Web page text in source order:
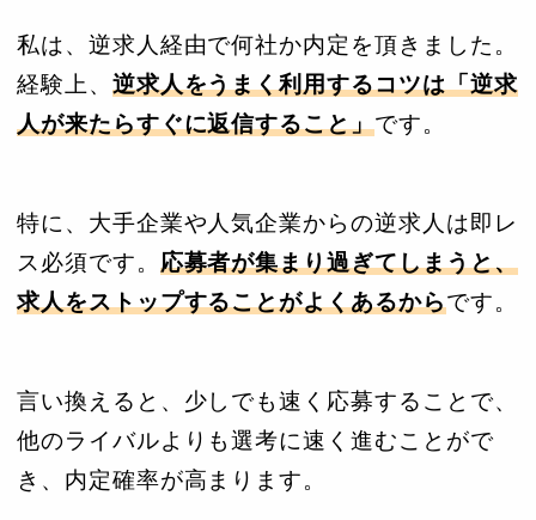
私は、逆求人経由で何社か内定を頂きました。
経験上、 逆求人をうまく利用するコツは「逆求
人が来たらすぐに返信すること」です。
特に、大手企業や人気企業からの逆求人は即レ
ス必須です。 応募者が集まり過ぎてしまうと、
求人をストップすることがよくあるからです。
言い換えると、少しでも速く応募することで、
他のライバルよりも選考に速く進むことがで
き、内定確率が高まります。